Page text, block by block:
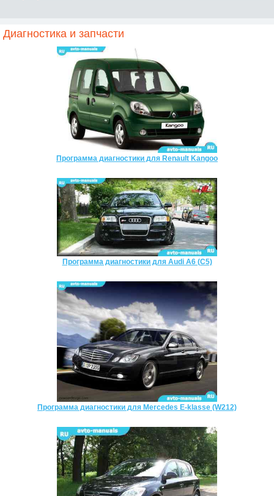
Диагностика и запчасти
Программа диагностики для Renault Kangoo
Программа диагностики для Audi A6 (C5)
Программа диагностики для Mercedes E-klasse (W212)